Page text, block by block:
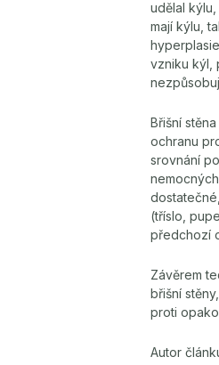
udělal
mají kýlu,
vzniku kýl,
Břišní
ochranu
srovnání
(tříslo,
předchozí
Závěrem
břišní
proti
Autor